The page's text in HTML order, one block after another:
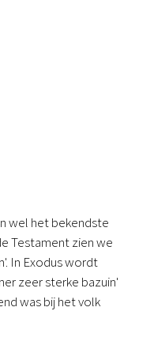
wel het bekendste
Testament zien we
In Exodus wordt
zeer sterke bazuin'
was bij het volk